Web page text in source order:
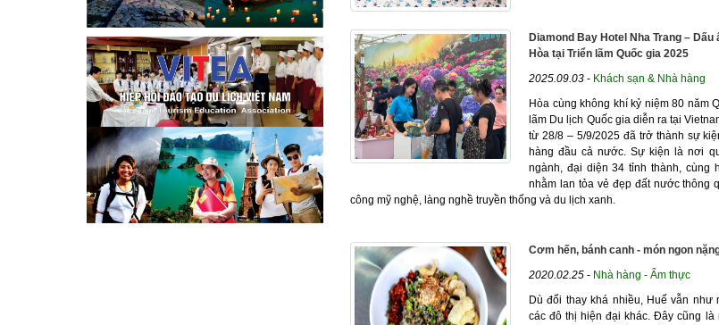
Diamond Bay Hotel Nha Trang –
Hòa tại Triển lãm Quốc gia 2025
2025.09.03 - Khách sạn & Nhà hàng
Hòa cùng không khí kỷ niệm 80 năm
lãm Du lịch Quốc gia diễn ra tại
từ 28/8 – 5/9/2025 đã trở thành sự
hàng đầu cả nước. Sự kiện là nơi
ngành, đại diện 34 tỉnh thành, cùng
nhằm lan tỏa vẻ đẹp đất nước thông
công mỹ nghệ, làng nghề truyền thống và du lịch xanh.
Cơm hến, bánh canh - món ngon
2020.02.25 - Nhà hàng - Ẩm thực
Dù đổi thay khá nhiều, Huế vẫn như
các đô thị hiện đại khác. Đây cũng